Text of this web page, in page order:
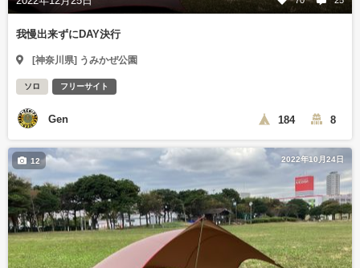
我慢出来ずにDAY決行
[神奈川県] うみかぜ公園
ソロ フリーサイト
Gen 184 8
2022年10月24日
12